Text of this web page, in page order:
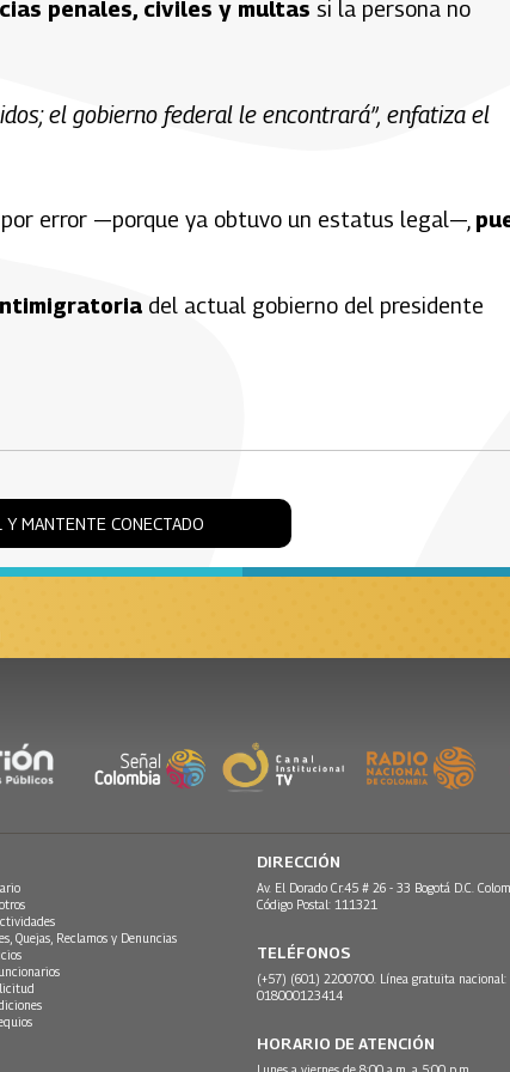
penales, civiles y multas si la persona no
el gobierno federal le encontrará”, enfatiza el
error —porque ya obtuvo un estatus legal—,
del actual gobierno del presidente
Y MANTENTE CONECTADO
Quejas, Reclamos y Denuncias
DIRECCIÓN
Av. El Dorado Cr.45 # 26 - 33 Bogotá D.C.
Código Postal: 111321
TELÉFONOS
(+57) (601) 2200700. Línea gratuita nacional:
018000123414
HORARIO DE ATENCIÓN